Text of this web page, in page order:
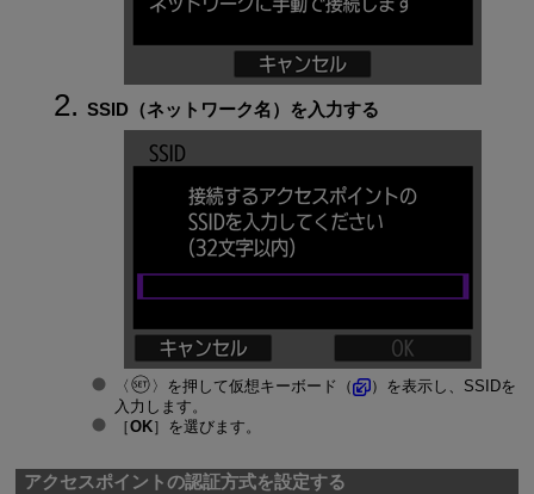
SSID（ネットワーク名）を入力する
を押して仮想キーボード（
）を表示し、SSIDを
入力します。
［OK］を選びます。
アクセスポイントの認証方式を設定する